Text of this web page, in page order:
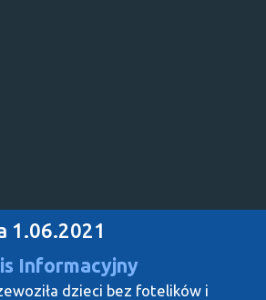
1.06.2021
Informacyjny
dzieci bez fotelików i